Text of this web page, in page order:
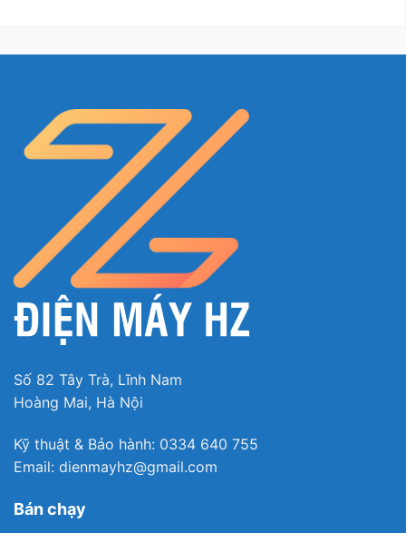
*Hình ảnh chỉ mang tính chất minh họa
lồng giặt
Nhờ tính năng này, gia đình sẽ tiết kiệm đáng kể
các chi phí cho dịch vụ vệ sinh máy giặt. Khi tính
năng được kích hoạt, lồng giặt sẽ tiến hành tự động
vệ sinh và sấy khô sạch sẽ, loại bỏ bụi bẩn, cặn bột
giặt và hơi ẩm còn sót lại bên trong.
Từ đó, trải qua thời gian dài vận hành, lồng giặt
sẽ không bị ám mùi khó chịu và làm ảnh hưởng đến
khả năng giặt sạch quần áo, đồng thời nâng cao
Số 82 Tây Trà, Lĩnh Nam
Hoàng Mai, Hà Nội
Kỹ thuật & Bảo hành: 0334 640 755
Email: dienmayhz@gmail.com
Bán chạy